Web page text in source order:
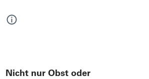
Nicht nur Obst oder